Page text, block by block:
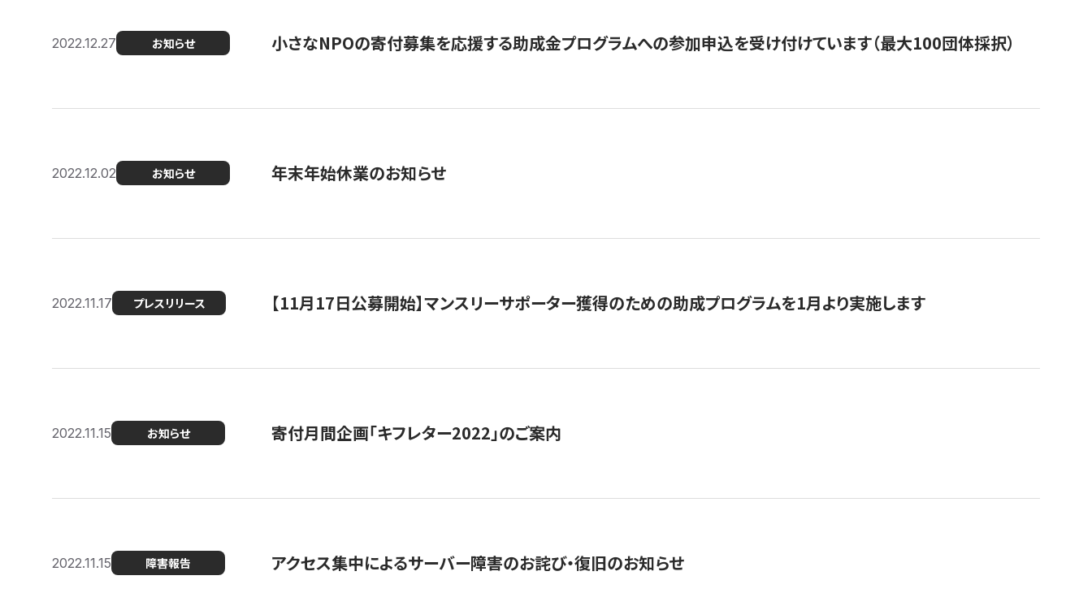
2022.12.27 お知らせ 小さなNPOの寄付募集を応援する助成金プログラムへの参加申込を受け付けています（最大100団体採択）
2022.12.02 お知らせ 年末年始休業のお知らせ
2022.11.17 プレスリリース 【11月17日公募開始】マンスリーサポーター獲得のための助成プログラムを1月より実施します
2022.11.15 お知らせ 寄付月間企画「キフレター2022」のご案内
2022.11.15 障害報告 アクセス集中によるサーバー障害のお詫び・復旧のお知らせ